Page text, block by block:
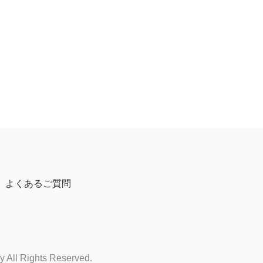
よくあるご質問
All Rights Reserved.